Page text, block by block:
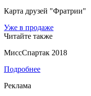
Карта друзей "Фратрии"
Уже в продаже
Читайте также
МиссСпартак 2018
Подробнее
Реклама